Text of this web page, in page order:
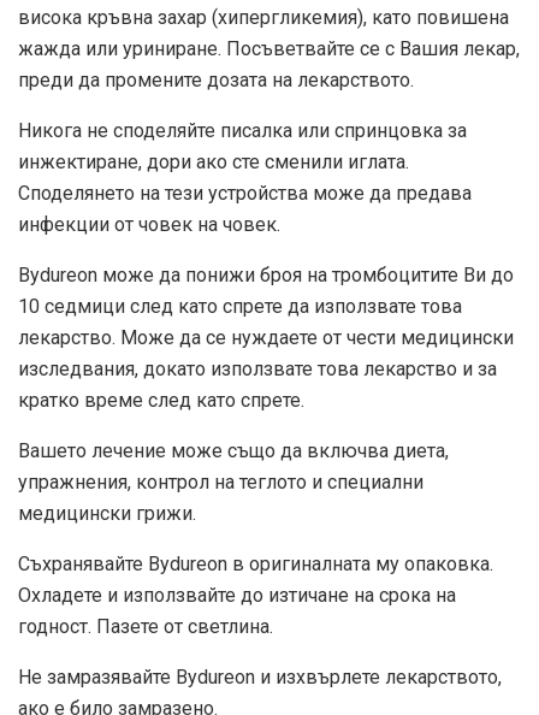
висока кръвна захар (хипергликемия), като повишена
жажда или уриниране. Посъветвайте се с Вашия лекар,
преди да промените дозата на лекарството.
Никога не споделяйте писалка или спринцовка за
инжектиране, дори ако сте сменили иглата.
Споделянето на тези устройства може да предава
инфекции от човек на човек.
Bydureon може да понижи броя на тромбоцитите Ви до
10 седмици след като спрете да използвате това
лекарство. Може да се нуждаете от чести медицински
изследвания, докато използвате това лекарство и за
кратко време след като спрете.
Вашето лечение може също да включва диета,
упражнения, контрол на теглото и специални
медицински грижи.
Съхранявайте Bydureon в оригиналната му опаковка.
Охладете и използвайте до изтичане на срока на
годност. Пазете от светлина.
Не замразявайте Bydureon и изхвърлете лекарството,
ако е било замразено.